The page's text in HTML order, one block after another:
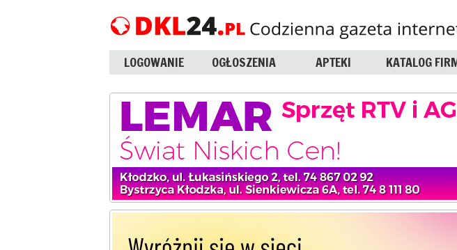
LOGOWANIE OGŁOSZENIA APTEKI KATALOG